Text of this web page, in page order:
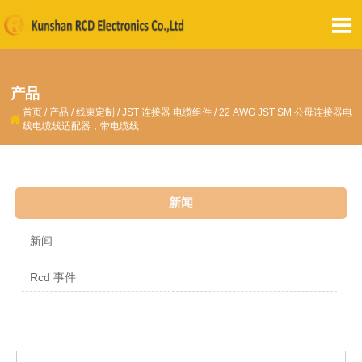

产品
 首页 / 产品 /线束定制 /JST 连接器 电缆组件 /22 AWG JST SM 公母连接器电
线电缆线适配器，带电缆线
新闻
新闻
Rcd 事件